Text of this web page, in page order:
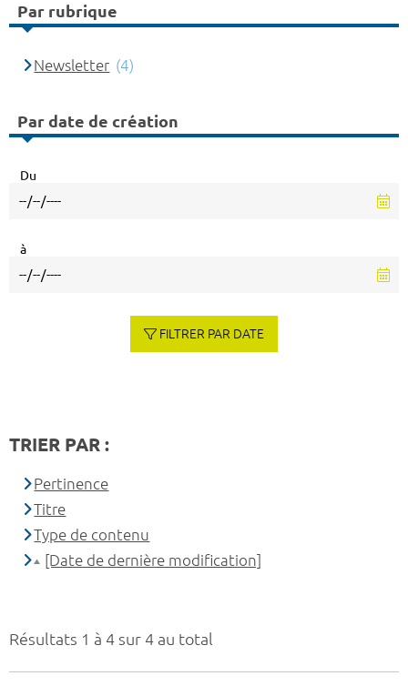
Résultats 1 à 4 sur 4 au total
Par rubrique
Newsletter (4)
Par date de création
Du
à
FILTRER PAR DATE
TRIER PAR :
Pertinence
Titre
Type de contenu
[Date de dernière modification]